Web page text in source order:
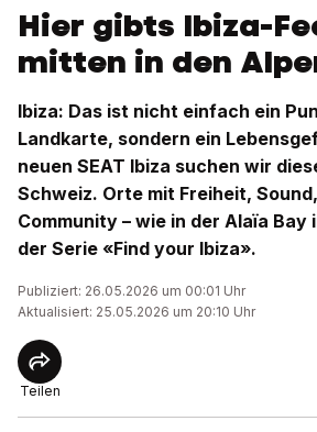
Hier gibts Ibiza-
mitten in den
Ibiza: Das ist nicht einfach ein
Landkarte, sondern ein
neuen SEAT Ibiza suchen wir
Schweiz. Orte mit Freiheit,
Community – wie in der Alaïa Bay
der Serie «Find your Ibiza».
Publiziert: 26.05.2026 um 00:01 Uhr
Aktualisiert: 25.05.2026 um 20:10 Uhr
Teilen